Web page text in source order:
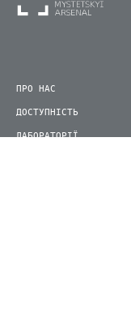
ПРО НАС
ДОСТУПНІСТЬ
ЛАБОРАТОРІЇ